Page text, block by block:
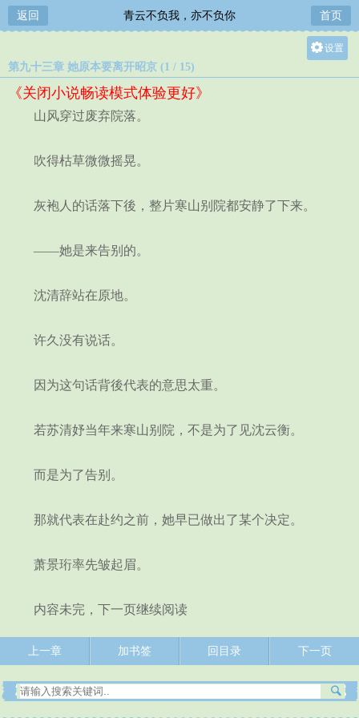
返回 青云不负我，亦不负你 首页
设置
第九十三章 她原本要离开昭京 (1 / 15)
《关闭小说畅读模式体验更好》
山风穿过废弃院落。
吹得枯草微微摇晃。
灰袍人的话落下後，整片寒山别院都安静了下来。
——她是来告别的。
沈清辞站在原地。
许久没有说话。
因为这句话背後代表的意思太重。
若苏清妤当年来寒山别院，不是为了见沈云衡。
而是为了告别。
那就代表在赴约之前，她早已做出了某个决定。
萧景珩率先皱起眉。
内容未完，下一页继续阅读
上一章 加书签 回目录 下一页